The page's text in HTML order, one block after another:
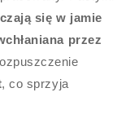
się w jamie
przez
, co sprzyja